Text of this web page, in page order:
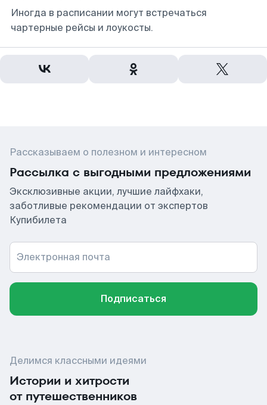
Иногда в расписании могут встречаться
чартерные рейсы и лоукосты.
Рассказываем о полезном и интересном
Рассылка с выгодными предложениями
Эксклюзивные акции, лучшие лайфхаки,
заботливые рекомендации от экспертов
Купибилета
Электронная почта
Подписаться
Делимся классными идеями
Истории и хитрости
от путешественников